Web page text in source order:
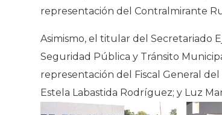
representación del Contralmirante
Asimismo, el titular del Secretariado
Seguridad Pública y Tránsito
representación del Fiscal General
Estela Labastida Rodríguez; y Luz